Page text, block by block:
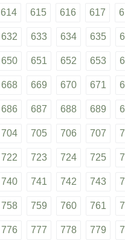
614 615 616 617
632 633 634 635
650 651 652 653
668 669 670 671
686 687 688 689
704 705 706 707
722 723 724 725
740 741 742 743
758 759 760 761
776 777 778 779